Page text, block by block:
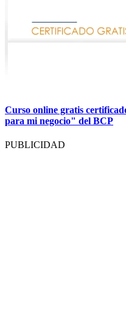
Curso online gratis
para mi negocio" del BCP
PUBLICIDAD